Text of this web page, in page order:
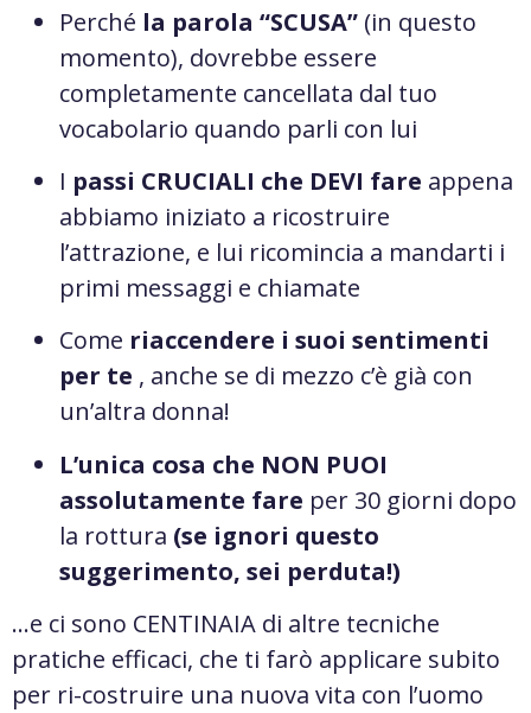
Perché la parola “SCUSA” (in questo
momento), dovrebbe essere
completamente cancellata dal tuo
vocabolario quando parli con lui
I passi CRUCIALI che DEVI fare appena
abbiamo iniziato a ricostruire
l’attrazione, e lui ricomincia a mandarti i
primi messaggi e chiamate
Come riaccendere i suoi sentimenti
per te , anche se di mezzo c’è già con
un’altra donna!
L’unica cosa che NON PUOI
assolutamente fare per 30 giorni dopo
la rottura (se ignori questo
suggerimento, sei perduta!)
…e ci sono CENTINAIA di altre tecniche
pratiche efficaci, che ti farò applicare subito
per ri-costruire una nuova vita con l’uomo